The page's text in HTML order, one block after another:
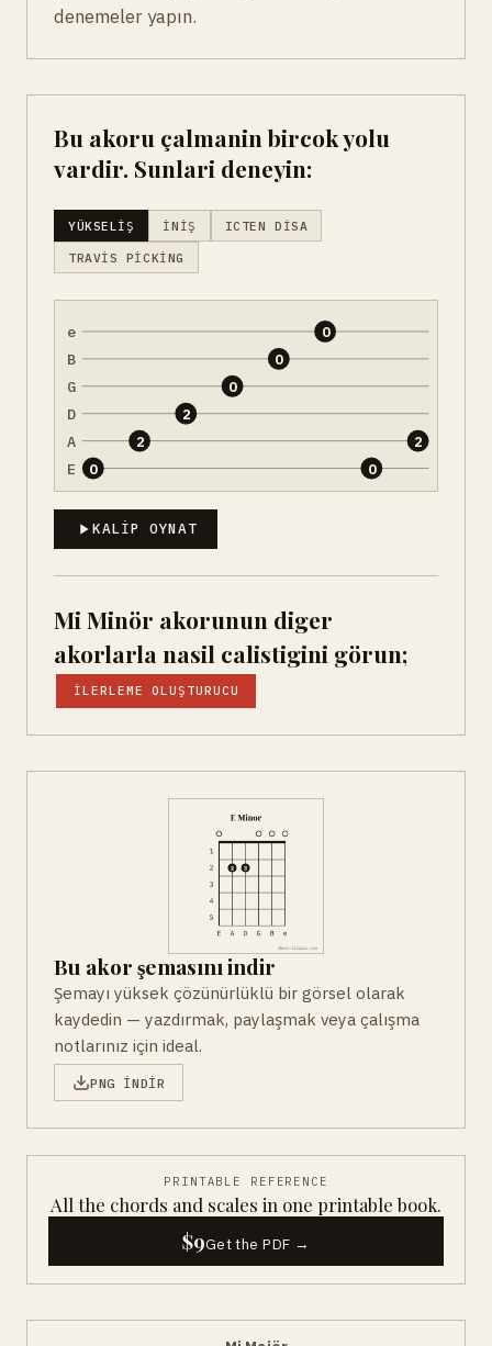
denemeler yapın.
Bu akoru çalmanin bircok yolu
vardir. Sunlari deneyin:
YÜKSELIŞ İNIŞ ICTEN DISA
TRAVIS PICKING
e
B
G
D
A
E 0
2
2
0
0
0
0
2
KALIP OYNAT
Mi Minör akorunun diger
akorlarla nasil calistigini görun;
İLERLEME OLUŞTURUCU
Bu akor şemasını indir
Şemayı yüksek çözünürlüklü bir görsel olarak
kaydedin — yazdırmak, paylaşmak veya çalışma
notlarınız için ideal.
PNG INDIR
PRINTABLE REFERENCE
All the chords and scales in one printable book.
$9Get the PDF →